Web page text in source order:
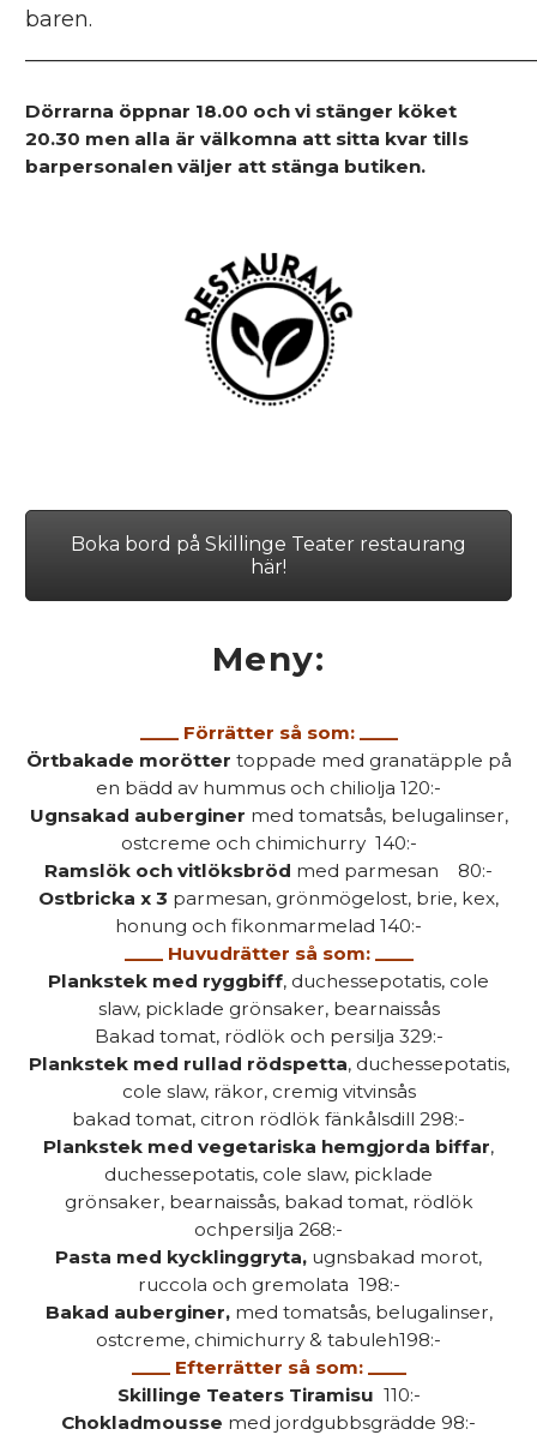
baren.
Dörrarna öppnar 18.00 och vi stänger köket
20.30 men alla är välkomna att sitta kvar tills
barpersonalen väljer att stänga butiken.
Boka bord på Skillinge Teater restaurang
här!
Meny:
____ Förrätter så som: ____
Örtbakade morötter toppade med granatäpple på
en bädd av hummus och chiliolja 120:-
Ugnsakad auberginer med tomatsås, belugalinser,
ostcreme och chimichurry 140:-
Ramslök och vitlöksbröd med parmesan 80:-
Ostbricka x 3 parmesan, grönmögelost, brie, kex,
honung och fikonmarmelad 140:-
____ Huvudrätter så som: ____
Plankstek med ryggbiff, duchessepotatis, cole
slaw, picklade grönsaker, bearnaissås
Bakad tomat, rödlök och persilja 329:-
Plankstek med rullad rödspetta, duchessepotatis,
cole slaw, räkor, cremig vitvinsås
bakad tomat, citron rödlök fänkålsdill 298:-
Plankstek med vegetariska hemgjorda biffar,
duchessepotatis, cole slaw, picklade
grönsaker, bearnaissås, bakad tomat, rödlök
ochpersilja 268:-
Pasta med kycklinggryta, ugnsbakad morot,
ruccola och gremolata 198:-
Bakad auberginer, med tomatsås, belugalinser,
ostcreme, chimichurry & tabuleh198:-
____ Efterrätter så som: ____
Skillinge Teaters Tiramisu 110:-
Chokladmousse med jordgubbsgrädde 98:-